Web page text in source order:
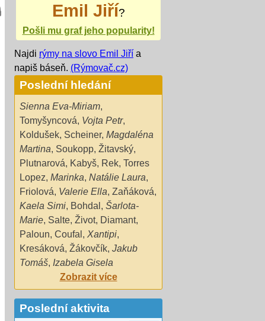
Emil Jiří?
Pošli mu graf jeho popularity!
Najdi rýmy na slovo Emil Jiří a
napiš báseň. (Rýmovač.cz)
Poslední hledání
Sienna Eva-Miriam,
Tomyšyncová, Vojta Petr,
Koldušek, Scheiner, Magdaléna
Martina, Soukopp, Žitavský,
Plutnarová, Kabyš, Rek, Torres
Lopez, Marinka, Natálie Laura,
Friolová, Valerie Ella, Zaňáková,
Kaela Simi, Bohdal , Šarlota-
Marie, Salte, Život, Diamant,
Paloun, Coufal , Xantipi,
Kresáková, Žákovčík, Jakub
Tomáš, Izabela Gisela
Zobrazit více
Poslední aktivita